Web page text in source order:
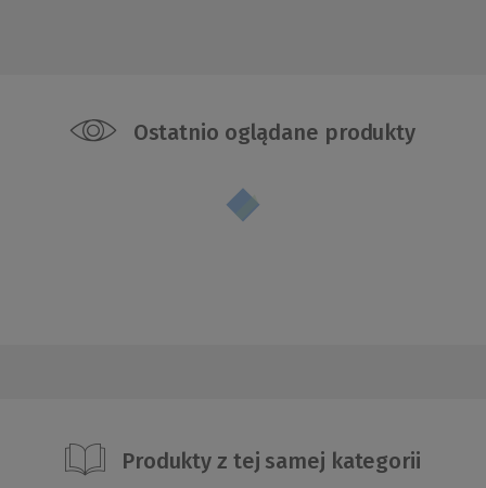
Ostatnio oglądane produkty
Produkty z tej samej kategorii